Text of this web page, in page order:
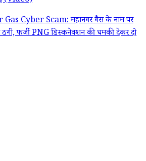
Cyber Scam: महानगर गैस के नाम पर
फर्जी PNG डिस्कनेक्शन की धमकी देकर दो